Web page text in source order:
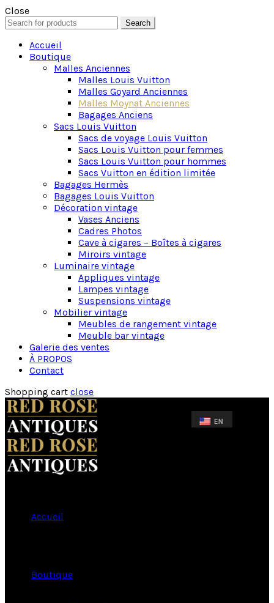
Close
Search
for:
Search
Accueil
Boutique
Malles Anciennes
Malles Louis Vuitton
Malles Goyard Anciennes
Malles Moynat Anciennes
Bagages Anciens
Sacs Louis Vuitton
Sacs de voyage Louis Vuitton
Sacs Louis Vuitton pour femmes
Sacs Louis Vuitton pour hommes
Sacs Vuitton en édition limitée
Bagages Hermès
Bagages Louis Vuitton
Décoration vintage
Vases Anciens
Cadres Photos
Cave à cigares – Boîtes à cigares
Miroirs vintage
Luminaire vintage
Appliques vintage
Lampes vintage
Suspensions vintage
Mobilier vintage
Meubles de rangement vintage
Meuble bar vintage
Galerie des ventes
À PROPOS
Contact
Shopping cart close
Accueil
Boutique